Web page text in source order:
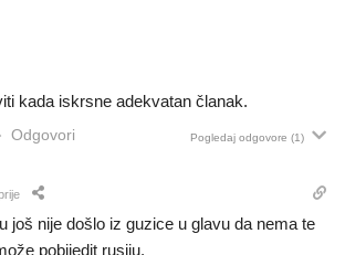
kada iskrsne adekvatan članak.
Odgovori Pogledaj odgovore (1)
još nije došlo iz guzice u glavu da nema te
pobijedit rusiju.